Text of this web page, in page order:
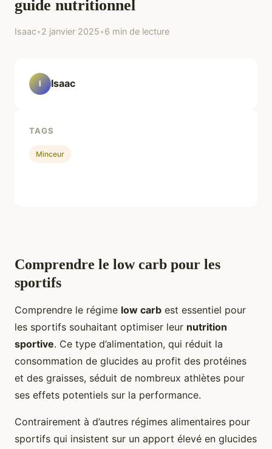
guide nutritionnel
Isaac•2 janvier 2025•6 min de lecture
Comprendre le low carb pour les
sportifs
Comprendre le régime low carb est essentiel pour
les sportifs souhaitant optimiser leur nutrition
sportive. Ce type d’alimentation, qui réduit la
consommation de glucides au profit des protéines
et des graisses, séduit de nombreux athlètes pour
ses effets potentiels sur la performance.
Contrairement à d’autres régimes alimentaires pour
sportifs qui insistent sur un apport élevé en glucides
I Isaac
TAGS
Minceur